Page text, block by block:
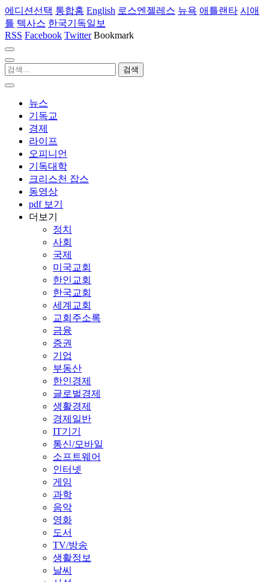
에디션선택 통합홈 English 로스엔젤레스 뉴욕 애틀랜타 시애
틀 텍사스 한국기독일보
RSS Facebook Twitter Bookmark
뉴스
기독교
경제
라이프
오피니언
기독대학
크리스천 잡스
동영상
pdf 보기
더보기
정치
사회
국제
미국교회
한인교회
한국교회
세계교회
교회주소록
금융
증권
기업
부동산
한인경제
글로벌경제
생활경제
경제일반
IT기기
통신/모바일
소프트웨어
인터넷
게임
과학
음악
영화
도서
TV/방송
생활정보
날씨